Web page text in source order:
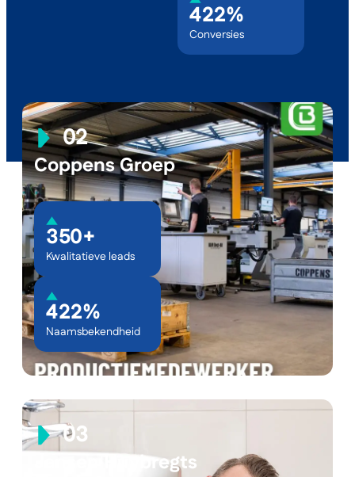
422%
Conversies
Coppens Groep
350+
Kwalitatieve leads
422%
Naamsbekendheid
Jansen Huybregts